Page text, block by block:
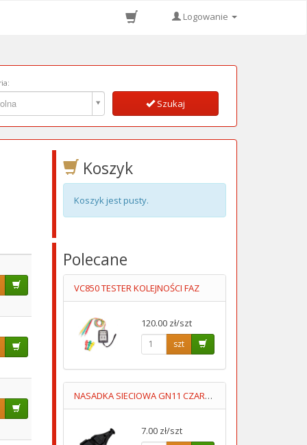
Logowanie
Szukaj
Koszyk
Koszyk jest pusty.
Polecane
VC850 TESTER KOLEJNOŚCI FAZ
120.00 zł/szt
szt
NASADKA SIECIOWA GN11 CZARNA PŁASKA
7.00 zł/szt